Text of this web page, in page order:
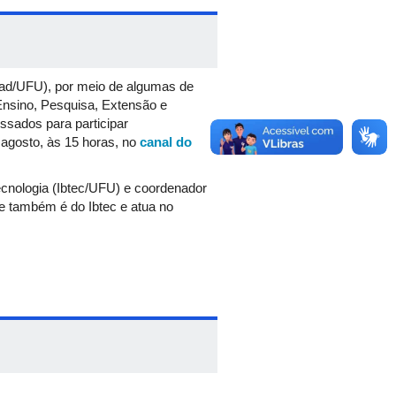
UFU), por meio de algumas de
Pesquisa, Extensão e
para participar
às 15 horas, no canal do
(Ibtec/UFU) e coordenador
também é do Ibtec e atua no